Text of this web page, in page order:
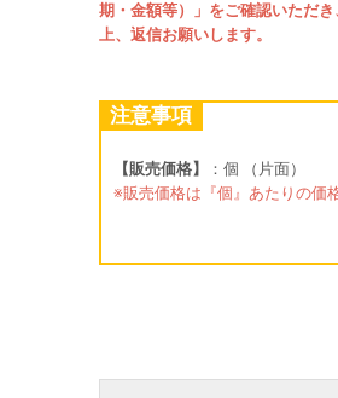
期・金額等）」をご確認いただ
上、返信お願いします。
注意事項
【販売価格】
：個 （片面）
※販売価格は『個』あたりの価